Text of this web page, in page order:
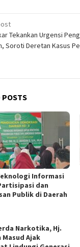
Tekankan Urgensi
Soroti Deretan Kasus
POSTS
Informasi
dan
Publik di Daerah
Narkotika, Hj.
Masud Ajak